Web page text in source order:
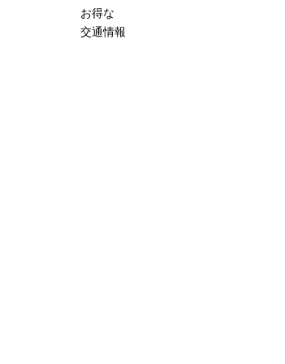
お得な
交通情報